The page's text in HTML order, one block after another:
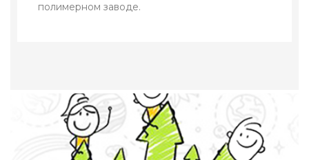
полимерном заводе.